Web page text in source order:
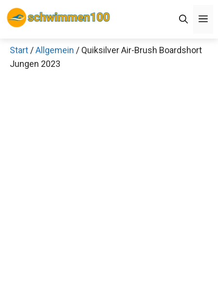
Zum
Inhalt
Start /Allgemein / Quiksilver Air-Brush Boardshort
Jungen 2023